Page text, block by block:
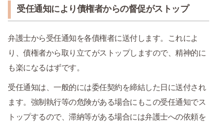
受任通知により債権者からの督促がストップ
弁護士から受任通知を各債権者に送付します。これによ
り、債権者から取り立てがストップしますので、精神的に
も楽になるはずです。
受任通知は、一般的には委任契約を締結した日に送付され
ます。強制執行等の危険がある場合にもこの受任通知でス
トップするので、滞納等がある場合には弁護士への依頼を